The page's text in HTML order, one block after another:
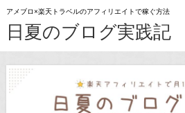
アメブロ×楽天トラベルのアフィリエイトで稼ぐ方法
日夏のブログ実践記